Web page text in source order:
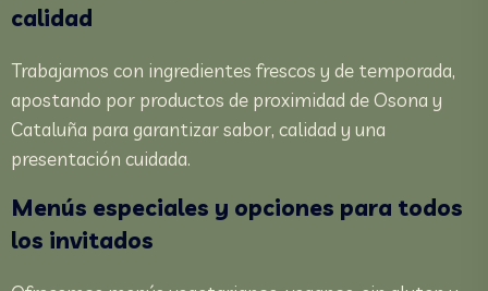
calidad
Trabajamos con ingredientes frescos y de temporada,
apostando por productos de proximidad de Osona y
Cataluña para garantizar sabor, calidad y una
presentación cuidada.
Menús especiales y opciones para todos
los invitados